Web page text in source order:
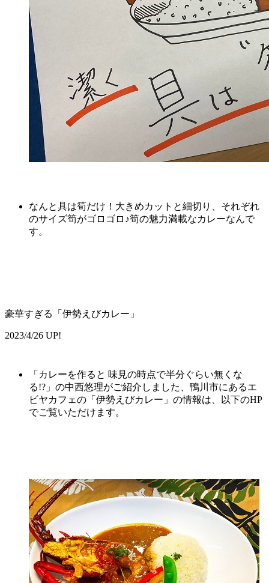
なんと具は筍だけ！大きめカットと細切り、それぞれ
のサイズ筍がゴロゴロ♪筍の魅力満載なカレーなんで
す。
豪華すぎる「伊勢えびカレー」
2023/4/26 UP!
「カレーを作ると 味見の時点で半分ぐらい無くな
る!?」の中西悠理がご紹介しました、鴨川市にあるエ
ビヤカフェの「伊勢えびカレー」の情報は、以下のHP
でご覧いただけます。